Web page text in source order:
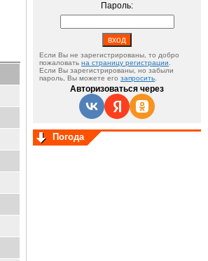
Пароль:
Если Вы не зарегистрированы, то добро
пожаловать на страницу регистрации
Если Вы зарегистрированы, но забыли
пароль, Вы можете его запросить
Авторизоваться через
Погода